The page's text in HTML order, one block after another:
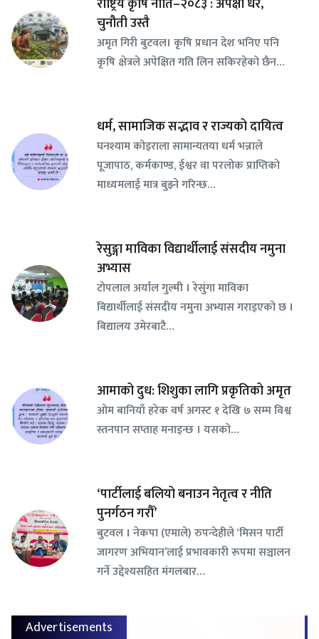
चुनौती उस्तै
अमृत गिरी बुटवल। कृषि प्रधान देश भनिए पनि
कृषि क्षेत्रले अपेक्षित गति लिन सकिरहेको छैन…
धर्म, सामाजिक सद्भाव र राज्यको दायित्व
घनश्याम कोइराला सामान्यतया धर्म भन्नाले
पूजापाठ, कर्मकाण्ड, ईश्वर वा परलोक प्राप्तिको
माध्यमलाई मात्र बुझ्ने गरिन्छ…
रेसुङ्गा माविका विद्यार्थीलाई संसदीय नमुना
अभ्यास
टोपलाल अर्याल गुल्मी । रेसुंगा माविका
बिद्यार्थीलाई संसदीय नमुना अभ्यास गराइएको छ ।
बिद्यालय उमेरबाटै…
आमाको दुध: शिशुका लागि प्रकृतिको अमृत
ओम बानियाँ हरेक वर्ष अगस्ट १ देखि ७ सम्म विश्व
स्तनपान सप्ताह मनाइन्छ । यसको…
‘पार्टीलाई बलियो बनाउन नेतृत्व र नीति
पुनर्गठन गरौँ’
बुटवल । नेकपा (एमाले) रुपन्देहीले ‘मिसन पार्टी
जागरण अभियान’लाई प्रभावकारी रूपमा सञ्चालन
गर्ने उद्देश्यसहित मंगलबार…
Advertisements